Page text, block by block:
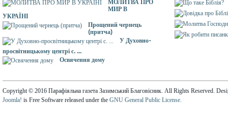
МОЛИТВА ПРО
МИР В
УКРАЇНІ
Прощений чернець
(притча)
У Духовно-
просвітницькому центрі с. ...
Освячення дому
Copyright © 2016 Парафіяльна газета Зазимський Благовісник. All Rights Reserved.
Joomla! is Free Software released under the GNU General Public License.